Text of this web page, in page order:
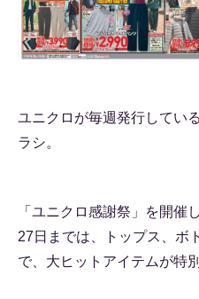
ユニクロが毎週発行してい
ラシ。
「ユニクロ感謝祭」を開催
27日までは、トップス、ボ
で、大ヒットアイテムが特